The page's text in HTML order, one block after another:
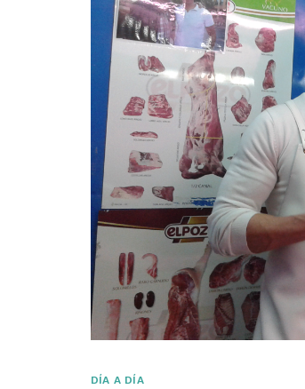
DÍA A DÍA